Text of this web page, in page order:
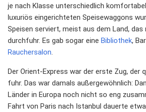
je nach Klasse unterschiedlich
luxuriös eingerichteten Speisewaggons
Speisen serviert, meist aus dem Land, das
durchfuhr. Es gab sogar eine Bibliothek,
Rauchersalon.
Der Orient-Express war der erste Zug, der
fuhr. Das war damals außergewöhnlich:
Länder in Europa noch nicht so eng
Fahrt von Paris nach Istanbul dauerte